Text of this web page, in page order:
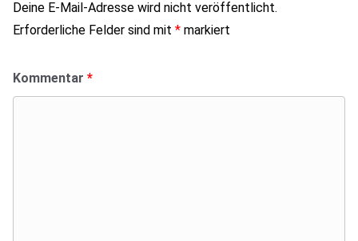
Deine E-Mail-Adresse wird nicht veröffentlicht.
Erforderliche Felder sind mit * markiert
Kommentar *